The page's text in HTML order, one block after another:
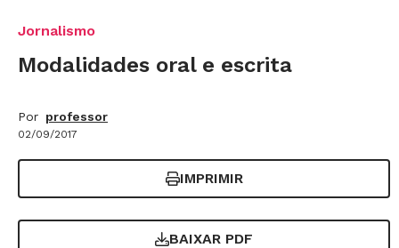
Jornalismo
Modalidades oral e escrita
Por professor
02/09/2017
IMPRIMIR
BAIXAR PDF